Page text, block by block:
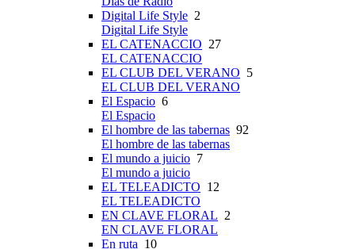
Digital Life Style 2
Digital Life Style
EL CATENACCIO 27
EL CATENACCIO
EL CLUB DEL VERANO 5
EL CLUB DEL VERANO
El Espacio 6
El Espacio
El hombre de las tabernas 92
El hombre de las tabernas
El mundo a juicio 7
El mundo a juicio
EL TELEADICTO 12
EL TELEADICTO
EN CLAVE FLORAL 2
EN CLAVE FLORAL
En ruta 10